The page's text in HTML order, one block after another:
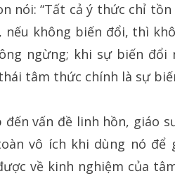
nói: “Tất cả ý thức chỉ
nếu không biến đổi, thì
ngừng; khi sự biến
tâm thức chính là sự
đến vấn đề linh hồn, giáo
vô ích khi dùng nó
về kinh nghiệm của